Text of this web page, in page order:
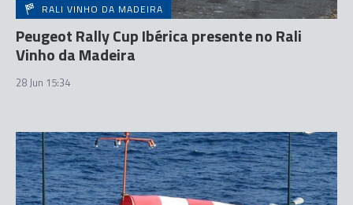
RALI VINHO DA MADEIRA
Peugeot Rally Cup Ibérica presente no Rali
Vinho da Madeira
28 Jun 15:34